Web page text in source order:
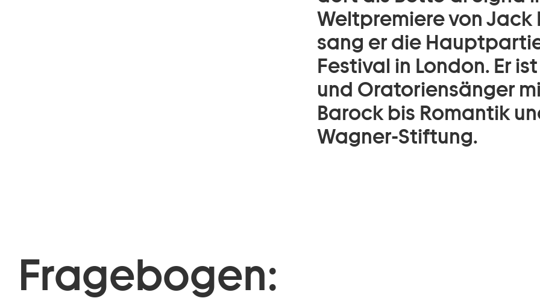
Weltpremiere von Jack
sang er die
Festival in London. Er
und Oratoriensänger
Barock bis Romantik
Wagner-Stiftung.
Fragebogen: